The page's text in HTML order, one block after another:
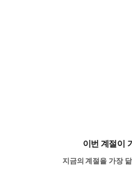
이번 계절이
지금의 계절을 가장